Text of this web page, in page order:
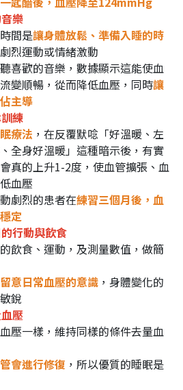
樂
間是讓身體放鬆、準備入睡的時
烈運動或情緒激動
喜歡的音樂，數據顯示這能使血
變順暢，從而降低血壓，同時讓
主導
練
療法 ，在反覆默唸「好溫暖、左
全身好溫暖」這種暗示後，有實
真的上升1-2度，使血管擴張、血
血壓
劇烈的患者在練習三個月後，血
定
行動與飲食
飲食、運動，及測量數值，做簡
意日常血壓的意識 ，身體變化的
銳
壓
壓一樣，維持同樣的條件去量血
會進行修復 ，所以優質的睡眠是